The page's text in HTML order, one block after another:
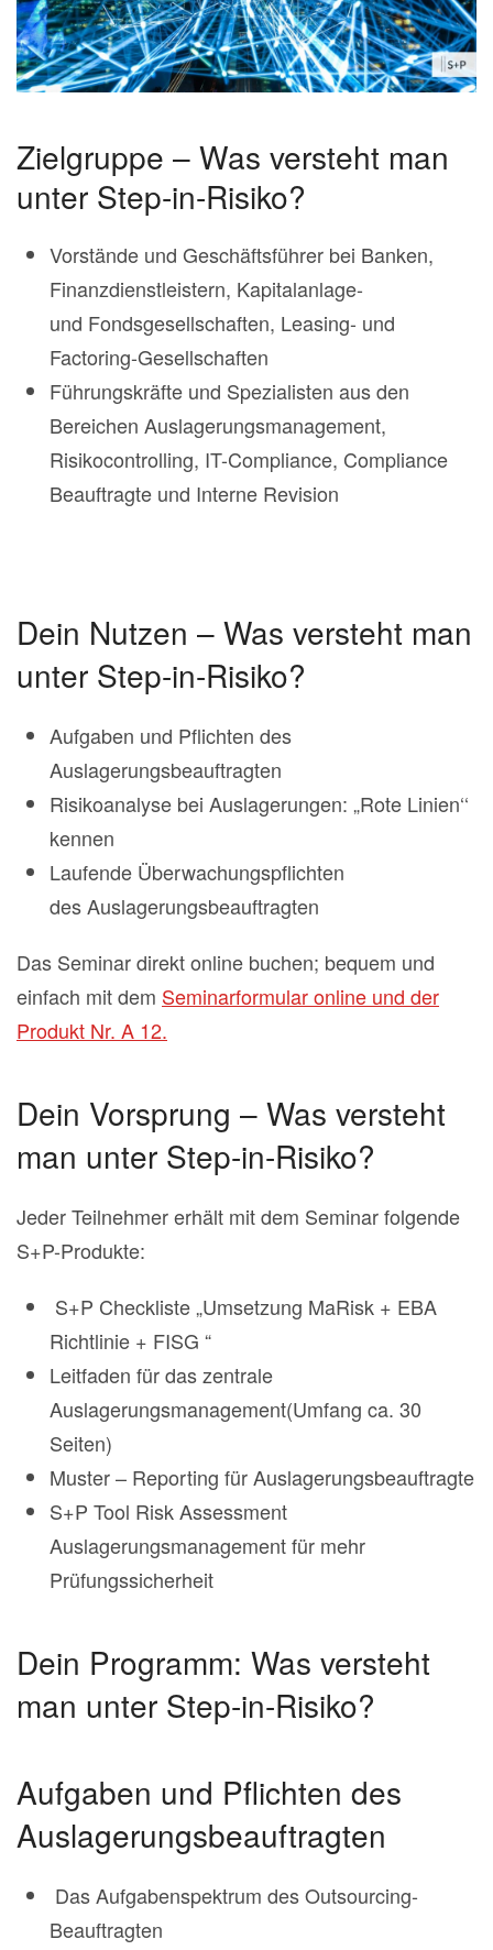
Zielgruppe – Was versteht man
unter Step-in-Risiko?
Vorstände und Geschäftsführer bei Banken,
Finanzdienstleistern, Kapitalanlage-
und Fondsgesellschaften, Leasing- und
Factoring-Gesellschaften
Führungskräfte und Spezialisten aus den
Bereichen Auslagerungsmanagement,
Risikocontrolling, IT-Compliance, Compliance
Beauftragte und Interne Revision
Dein Nutzen – Was versteht man
unter Step-in-Risiko?
Aufgaben und Pflichten des
Auslagerungsbeauftragten
Risikoanalyse bei Auslagerungen: „Rote Linien‘‘
kennen
Laufende Überwachungspflichten
des Auslagerungsbeauftragten
Das Seminar direkt online buchen; bequem und
einfach mit dem Seminarformular online und der
Produkt Nr. A 12.
Dein Vorsprung – Was versteht
man unter Step-in-Risiko?
Jeder Teilnehmer erhält mit dem Seminar folgende
S+P-Produkte:
S+P Checkliste „Umsetzung MaRisk + EBA
Richtlinie + FISG “
Leitfaden für das zentrale
Auslagerungsmanagement(Umfang ca. 30
Seiten)
Muster – Reporting für Auslagerungsbeauftragte
S+P Tool Risk Assessment
Auslagerungsmanagement für mehr
Prüfungssicherheit
Dein Programm: Was versteht
man unter Step-in-Risiko?
Aufgaben und Pflichten des
Auslagerungsbeauftragten
Das Aufgabenspektrum des Outsourcing-
Beauftragten